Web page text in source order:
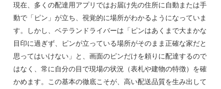
現在、多くの配達用アプリではお届け先の住所に自動または手
動で「ピン」が立ち、視覚的に場所がわかるようになっていま
す。しかし、ベテランドライバーは「ピンはあくまで大まかな
目印に過ぎず、ピンが立っている場所がそのまま正確な家だと
思ってはいけない」と、画面のピンだけを頼りに配達するので
はなく、常に自分の目で現場の状況（表札や建物の特徴）を確
かめます。この基本の徹底こそが、高い配送品質を生み出して